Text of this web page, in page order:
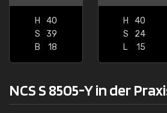
H
40
S
39
B
18
H
40
S
24
L
15
NCS S 8505-Y in der